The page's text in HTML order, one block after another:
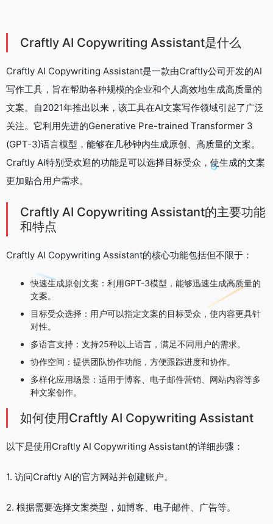
Craftly AI Copywriting Assistant是什么
Craftly AI Copywriting Assistant是一款由Craftly公司开发的AI
写作工具，旨在帮助各种规模的企业和个人高效地生成高质量的
文案。自2021年推出以来，该工具在AI文案写作领域引起了广泛
关注。它利用先进的Generative Pre-trained Transformer 3
(GPT-3)语言模型，能够在几秒钟内生成原创、高质量的文案。
Craftly AI特别受欢迎的功能是可以选择目标受众，使生成的文案
更加贴合用户需求。
Craftly AI Copywriting Assistant的主要功能
和特点
Craftly AI Copywriting Assistant的核心功能包括但不限于：
快速生成原创文案：利用GPT-3模型，能够迅速生成高质量的
文案。
目标受众选择：用户可以指定文案的目标受众，使内容更具针
对性。
多语言支持：支持25种以上语言，满足不同用户的需求。
协作空间：提供团队协作功能，方便跟踪进度和协作。
多样化应用场景：适用于博客、电子邮件营销、网站内容等多
种文案创作。
如何使用Craftly AI Copywriting Assistant
以下是使用Craftly AI Copywriting Assistant的详细步骤：
1. 访问Craftly AI的官方网站并创建账户。
2. 根据需要选择文案类型，如博客、电子邮件、广告等。